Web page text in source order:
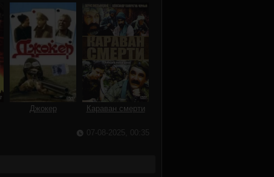
Джокер Караван смерти
07-08-2025, 00:35